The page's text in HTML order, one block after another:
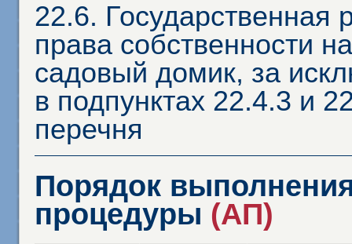
22.6. Государственная
права собственности
садовый домик, за
в подпунктах 22.4.3 и
перечня
Порядок
процедуры (АП)